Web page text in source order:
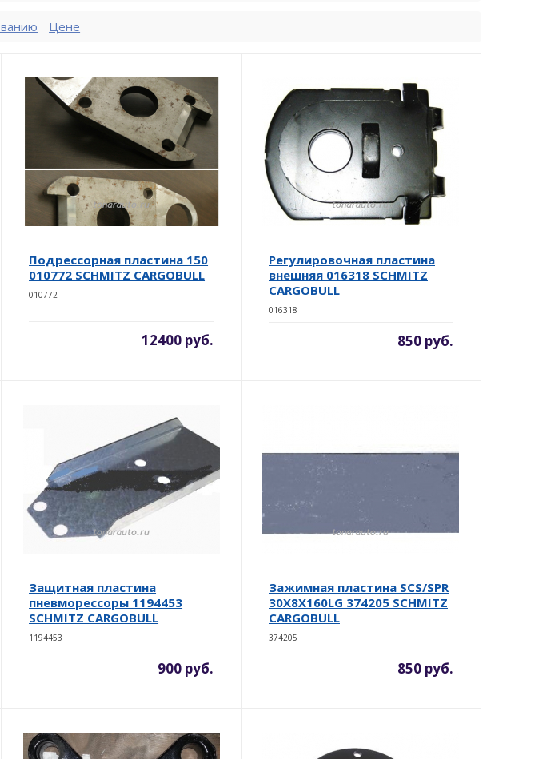
Цене
Подрессорная пластина 150
010772 SCHMITZ CARGOBULL
010772
12400 руб.
Регулировочная пластина
внешняя 016318 SCHMITZ
CARGOBULL
016318
850 руб.
Защитная пластина
пневморессоры 1194453
SCHMITZ CARGOBULL
1194453
900 руб.
Зажимная пластина SCS/SPR
30X8X160LG 374205 SCHMITZ
CARGOBULL
374205
850 руб.